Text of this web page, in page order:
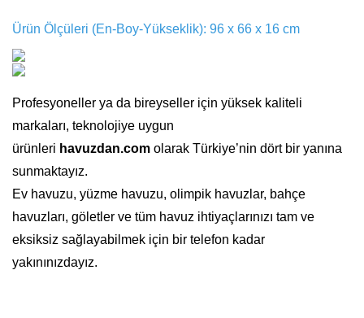
Ürün Ölçüleri (En-Boy-Yükseklik): 96 x 66 x 16 cm
Profesyoneller ya da bireyseller için yüksek kaliteli
markaları, teknolojiye uygun
ürünleri havuzdan.com olarak Türkiye’nin dört bir yanına
sunmaktayız.
Ev havuzu, yüzme havuzu, olimpik havuzlar, bahçe
havuzları, göletler ve tüm havuz ihtiyaçlarınızı tam ve
eksiksiz sağlayabilmek için bir telefon kadar
yakınınızdayız.